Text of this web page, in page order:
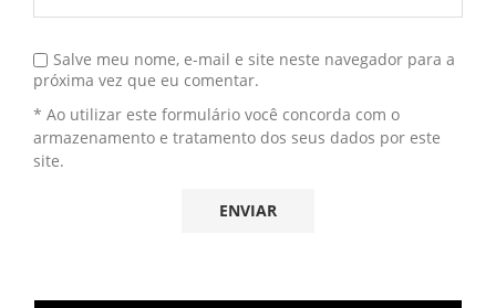
Salve meu nome, e-mail e site neste navegador para a
próxima vez que eu comentar.
* Ao utilizar este formulário você concorda com o
armazenamento e tratamento dos seus dados por este
site.